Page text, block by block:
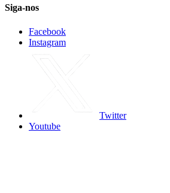
Siga-nos
Facebook
Instagram
Twitter
Youtube